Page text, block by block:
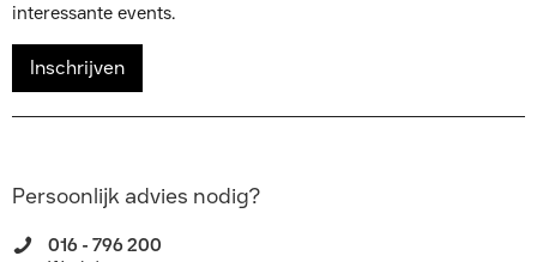
interessante events.
Inschrijven
Persoonlijk advies nodig?
016 - 796 200